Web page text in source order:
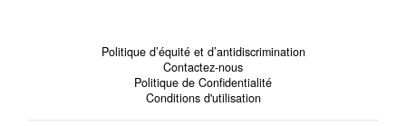
Politique d’équité et d’antidiscrimination
Contactez-nous
Politique de Confidentialité
Conditions d'utilisation